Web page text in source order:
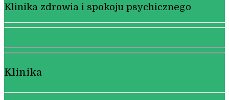
Klinika zdrowia i spokoju psychicznego
Klinika